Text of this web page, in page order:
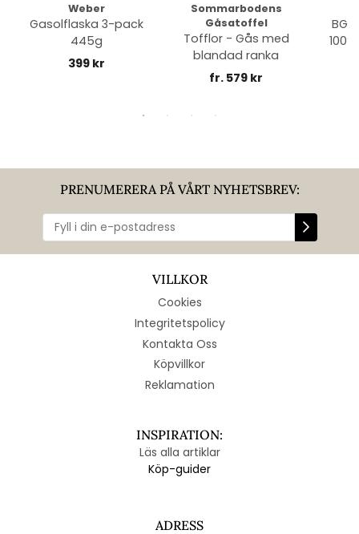
Weber
Gasolflaska 3-pack
445g
399 kr
Sommarbodens
Gåsatoffel
Tofflor - Gås med
blandad ranka
fr. 579 kr
PRENUMERERA PÅ VÅRT NYHETSBREV:
VILLKOR
Cookies
Integritetspolicy
Kontakta Oss
Köpvillkor
Reklamation
INSPIRATION:
Läs alla artiklar
Köp-guider
ADRESS